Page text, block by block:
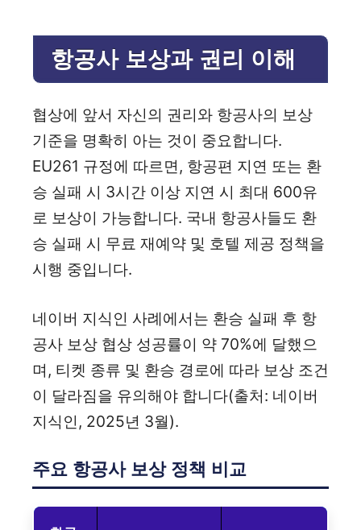
항공사 보상과 권리 이해
협상에 앞서 자신의 권리와 항공사의 보상
기준을 명확히 아는 것이 중요합니다.
EU261 규정에 따르면, 항공편 지연 또는 환
승 실패 시 3시간 이상 지연 시 최대 600유
로 보상이 가능합니다. 국내 항공사들도 환
승 실패 시 무료 재예약 및 호텔 제공 정책을
시행 중입니다.
네이버 지식인 사례에서는 환승 실패 후 항
공사 보상 협상 성공률이 약 70%에 달했으
며, 티켓 종류 및 환승 경로에 따라 보상 조건
이 달라짐을 유의해야 합니다(출처: 네이버
지식인, 2025년 3월).
주요 항공사 보상 정책 비교